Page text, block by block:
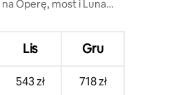
Operę, most i Luna
Lis Gru
543 zł 718 zł